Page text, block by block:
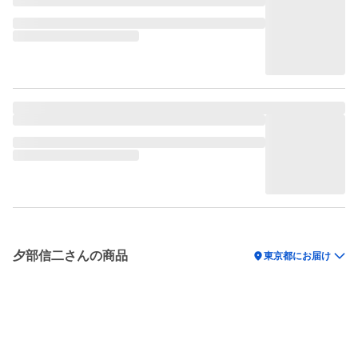
夕部信二さんの商品 location_on東京都にお届け